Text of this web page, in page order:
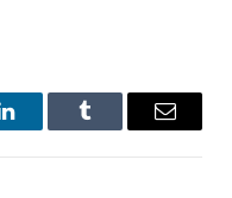
LinkedInTumblr Email